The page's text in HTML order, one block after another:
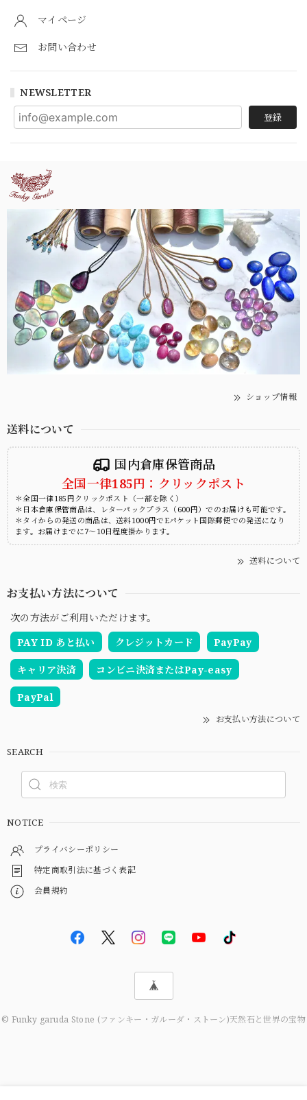
マイページ
お問い合わせ
NEWSLETTER
登録
ショップ情報
送料について
国内倉庫保管商品
全国一律185円：クリックポスト
＊全国一律185円クリックポスト（一部を除く）
＊日本倉庫保管商品は、レターパックプラス（600円）でのお届けも可能です。
＊タイからの発送の商品は、送料1000円でEパケット国際郵便での発送になり
ます。お届けまでに7～10日程度掛かります。
送料について
お支払い方法について
次の方法がご利用いただけます。
PAY ID あと払い
クレジットカード PayPay
キャリア決済 コンビニ決済またはPay-easy
PayPal
お支払い方法について
SEARCH
NOTICE
プライバシーポリシー
特定商取引法に基づく表記
会員規約
© Funky garuda Stone (ファンキー・ガルーダ・ストーン)天然石と世界の宝物